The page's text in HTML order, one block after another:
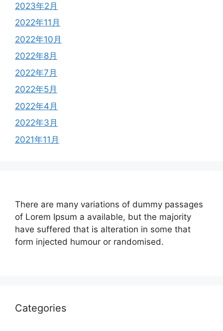
2023年2月
2022年11月
2022年10月
2022年8月
2022年7月
2022年5月
2022年4月
2022年3月
2021年11月
There are many variations of dummy passages
of Lorem Ipsum a available, but the majority
have suffered that is alteration in some that
form injected humour or randomised.
Categories